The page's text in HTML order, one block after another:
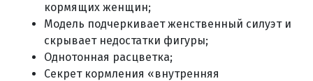
кормящих женщин;
Модель подчеркивает женственный силуэт и
скрывает недостатки фигуры;
Однотонная расцветка;
Секрет кормления «внутренняя